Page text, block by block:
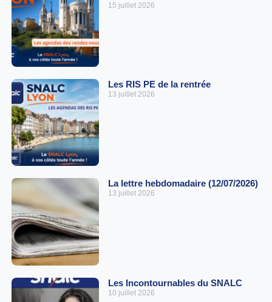
15 juillet 2026
Les RIS PE de la rentrée
13 juillet 2026
La lettre hebdomadaire (12/07/2026)
13 juillet 2026
Les Incontournables du SNALC
10 juillet 2026